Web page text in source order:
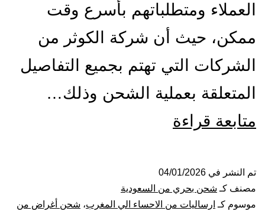
العملاء ومتطلباتهم بأسرع وقت
ممكن، حيث أن شركة الكوثر من
الشركات التي تهتم بجميع التفاصيل
المتعلقة بعملية الشحن وذلك…
متابعة قراءة
من
الاحساء
تم النشر في 04/01/2026
مصنف كـ شحن بحري من السعودية
موسوم كـ ارساليات من الاحساء الي المغرب، شحن أغراض من